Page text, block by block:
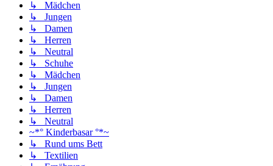
↳ Mädchen
↳ Jungen
↳ Damen
↳ Herren
↳ Neutral
↳ Schuhe
↳ Mädchen
↳ Jungen
↳ Damen
↳ Herren
↳ Neutral
~*° Kinderbasar °*~
↳ Rund ums Bett
↳ Textilien